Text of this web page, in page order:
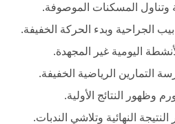
وتناول المسكنات الموصوفة.
الجراحية وبدء الحركة الخفيفة.
اليومية غير المجهدة.
التمارين الرياضية الخفيفة.
وظهور النتائج الأولية.
النهائية وتلاشي الندبات.